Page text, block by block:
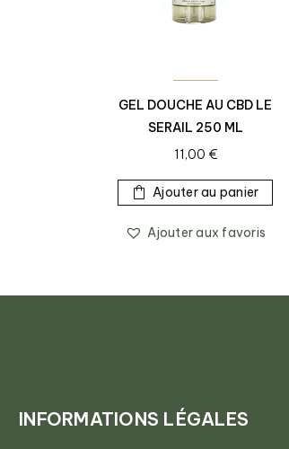
GEL DOUCHE AU CBD LE
SERAIL 250 ML
11,00 €
Ajouter au panier
Ajouter aux favoris
INFORMATIONS LÉGALES